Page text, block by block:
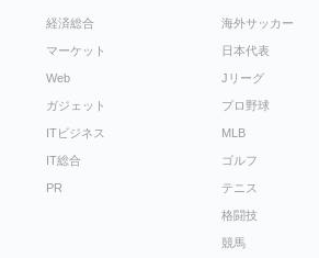
経済総合
マーケット
Web
ガジェット
ITビジネス
IT総合
PR
海外サッカー
日本代表
Jリーグ
プロ野球
MLB
ゴルフ
テニス
格闘技
競馬